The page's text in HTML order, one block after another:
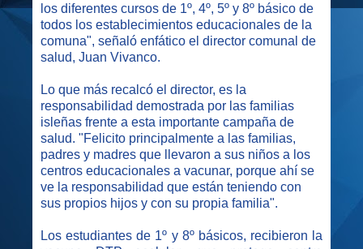
los diferentes cursos de 1º, 4º, 5º y 8º básico de
todos los establecimientos educacionales de la
comuna", señaló enfático el director comunal de
salud, Juan Vivanco.
Lo que más recalcó el director, es la
responsabilidad demostrada por las familias
isleñas frente a esta importante campaña de
salud. "Felicito principalmente a las familias,
padres y madres que llevaron a sus niños a los
centros educacionales a vacunar, porque ahí se
ve la responsabilidad que están teniendo con
sus propios hijos y con su propia familia".
Los estudiantes de 1º y 8º básicos, recibieron la